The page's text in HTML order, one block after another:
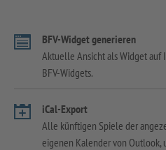
BFV-Widget generieren
Aktuelle Ansicht als Widget auf
BFV-Widgets.
iCal-Export
Alle künftigen Spiele der
eigenen Kalender von Outlook,